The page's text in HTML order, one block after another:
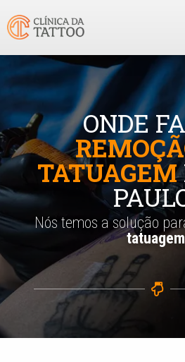
ONDE
TATUAGEM
Nós temos a solução